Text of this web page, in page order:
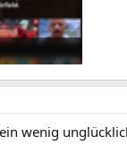
289
wenig